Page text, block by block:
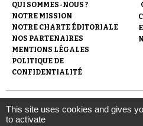
Demander
QUI SOMMES-NOUS ?
NOTRE MISSION
NOTRE CHARTE ÉDITORIALE
NOS PARTENAIRES
MENTIONS LÉGALES
POLITIQUE DE
CONFIDENTIALITÉ
© 2007- 2026 Conspiracy Watch |
l'Observatoire du conspirationnisme
le soutien de la Fondation pour la
This site uses cookies and gives
to activate